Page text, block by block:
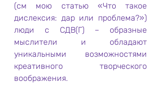
(см мою статью «Что такое
дислексия: дар или проблема?»)
люди с СДВ(Г) – образные
мыслители и обладают
уникальными возможностями
креативного творческого
воображения.